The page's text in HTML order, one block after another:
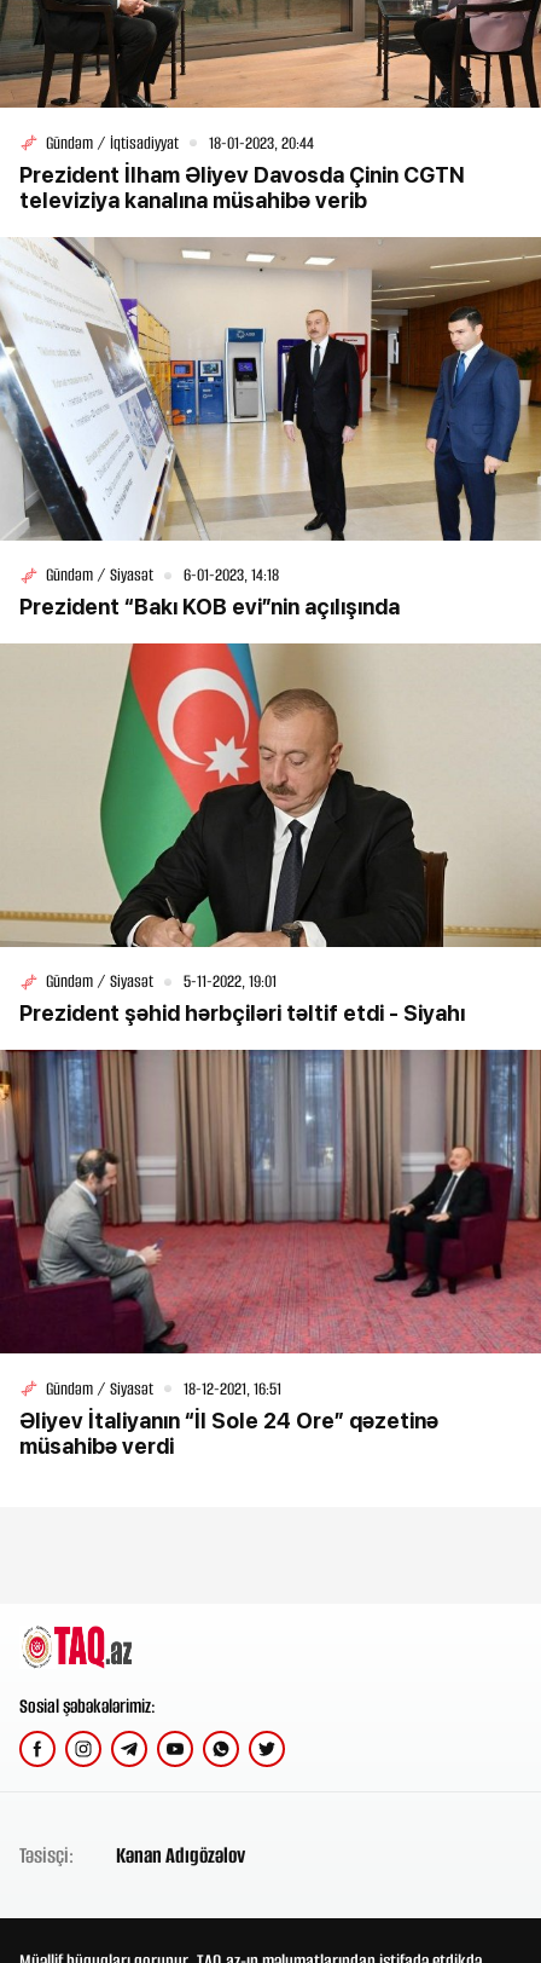
Gündəm / İqtisadiyyat 18-01-2023, 20:44
Prezident İlham Əliyev Davosda Çinin CGTN
televiziya kanalına müsahibə verib
Gündəm / Siyasət 6-01-2023, 14:18
Prezident “Bakı KOB evi”nin açılışında
Gündəm / Siyasət 5-11-2022, 19:01
Prezident şəhid hərbçiləri təltif etdi - Siyahı
Gündəm / Siyasət 18-12-2021, 16:51
Əliyev İtaliyanın “İl Sole 24 Ore” qəzetinə
müsahibə verdi
Sosial şəbəkələrimiz:
Təsisçi: Kənan Adıgözəlov